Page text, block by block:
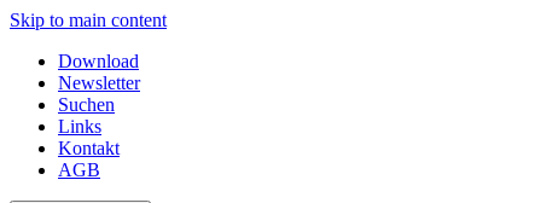
Skip to main content
Download
Newsletter
Suchen
Links
Kontakt
AGB